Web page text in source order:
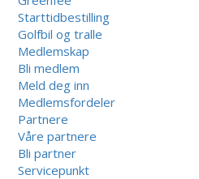
Starttidbestilling
Golfbil og tralle
Medlemskap
Bli medlem
Meld deg inn
Medlemsfordeler
Partnere
Våre partnere
Bli partner
Servicepunkt